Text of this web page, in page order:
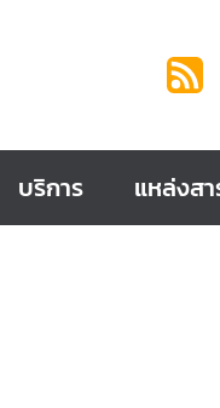
บริการ แหล่งส